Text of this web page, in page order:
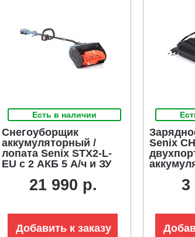
Есть в наличии
Снегоуборщик
аккумуляторный /
лопата Senix STX2-L-
EU с 2 АКБ 5 А/ч и ЗУ
Вт, ширина 33 см, 6.5
21 990 р.
Добавить к заказу
Senix
3